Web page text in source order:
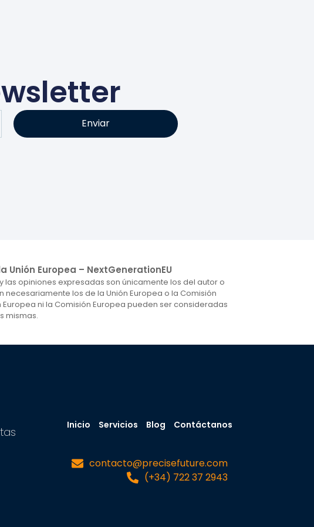
Enviar
Unión Europea – NextGenerationEU
las opiniones expresadas son únicamente los del autor o
necesariamente los de la Unión Europea o la Comisión
Europea ni la Comisión Europea pueden ser consideradas
mismas.
Inicio Servicios Blog Contáctanos
contacto@precisefuture.com
(+34) 722 37 2943